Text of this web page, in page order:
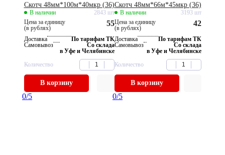
Скотч 48мм*100м*40мкр (36)
В наличии
2843 шт
Цена за единицу
(в рублях)
55
Доставка
По тарифам ТК
Самовывоз
Со склада
в Уфе и Челябинске
Количество
В корзину
Скотч 48мм*66м*45мкр (36)
В наличии
3193 шт
Цена за единицу
(в рублях)
42
Доставка
По тарифам ТК
Самовывоз
Со склада
в Уфе и Челябинске
Количество
В корзину
0/5 0/5